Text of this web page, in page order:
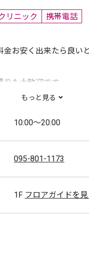
リニック 携帯電話
金お安く出来たら良い
も大歓迎です。
もっと見る
10:00～20:00
095-801-1173
1F フロアガイドを見